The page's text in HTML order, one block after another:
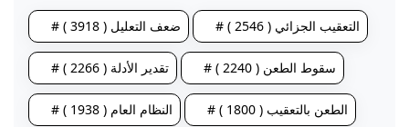
# ضعف التعليل ( 3918 ) # التعقيب الجزائي ( 2546 )
# تقدير الأدلة ( 2266 ) # سقوط الطعن ( 2240 )
# النظام العام ( 1938 ) # الطعن بالتعقيب ( 1800 )